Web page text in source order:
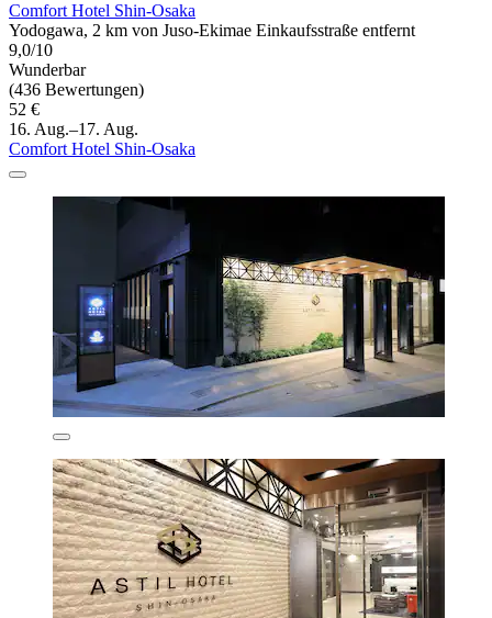
Comfort Hotel Shin-Osaka
Yodogawa, 2 km von Juso-Ekimae Einkaufsstraße entfernt
9,0/10
Wunderbar
(436 Bewertungen)
52 €
16. Aug.–17. Aug.
Comfort Hotel Shin-Osaka